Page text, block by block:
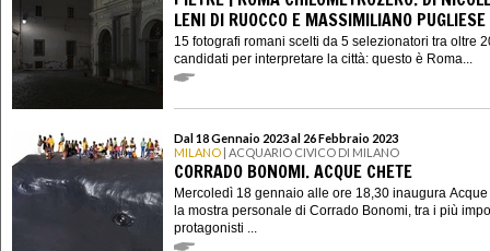
LENI DI RUOCCO E MASSIMILIANO PUGLIESE
15 fotografi romani scelti da 5 selezionatori tra oltre
candidati per interpretare la città: questo è Roma...
Dal 18 Gennaio 2023 al 26 Febbraio 2023
MILANO | ACQUARIO CIVICO DI MILANO
CORRADO BONOMI. ACQUE CHETE
Mercoledì 18 gennaio alle ore 18,30 inaugura Acque
la mostra personale di Corrado Bonomi, tra i più
protagonisti ...